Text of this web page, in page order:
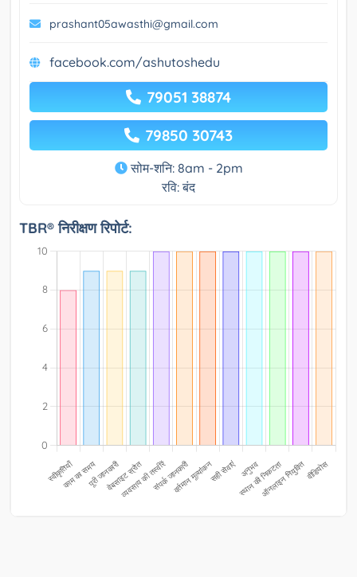
prashant05awasthi@gmail.com
facebook.com/ashutoshedu
79051 38874
79850 30743
सोम-शनि: 8am - 2pm
रवि: बंद
TBR® निरीक्षण रिपोर्ट: